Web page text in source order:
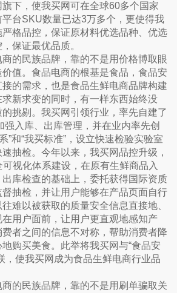
下，使我买网可在全球60多个国家
台SKU数量已达3万多个，更使得我
格品控，保证原材料优选品种、优选
保证最优品质。
的民族品牌，靠的不是用价格博取眼
值。食品电商的根基是食品，食品安
的需求，也是食品生鲜电商品牌构建
新求变的同时，有一样东西始终没
挑剔。我买网引领行业，率先自建了
强入库、出库管理，并在业内率先创
”和“我买标准”，设立快速检验实验室
抽检。今年以来，我买网品控升级，
视化体系建设，在原有生鲜商品入
库检查的基础上，委托获得国际资质
抽检，并让用户能够在产品页面自行
难以被获取的质量安全信息直接地、
用户面前，让用户更直观地感知产
者之间的信息不对称，帮助消费者降
购买美食。此举将我买网与“食品安
，使我买网成为食品生鲜电商行业品
的民族品牌，靠的不是用刷单骗取关